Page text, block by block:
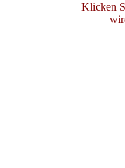
Klicken